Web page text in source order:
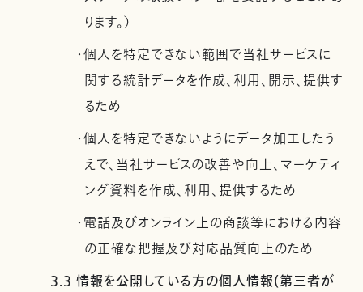
ります。）
・個人を特定できない範囲で当社サービスに
関する統計データを作成、利用、開示、提供す
るため
・個人を特定できないようにデータ加工したう
えで、当社サービスの改善や向上、マーケティ
ング資料を作成、利用、提供するため
・電話及びオンライン上の商談等における内容
の正確な把握及び対応品質向上のため
3.3 情報を公開している方の個人情報(第三者が